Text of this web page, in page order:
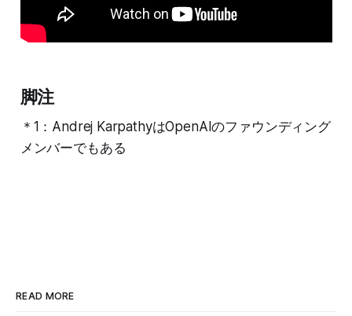
脚注
＊1：Andrej KarpathyはOpenAIのファウンディング
メンバーでもある
READ MORE